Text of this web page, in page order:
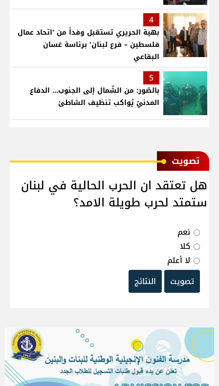
4
بهية الحريري تستقبل وفداً من 'اتحاد عمال
فلسطين – فرع لبنان' برئاسة غسان
البقاعي
5
بالصّور: من الشّمال إلى الجنوب... الدفاع
المدنيّ يُواكب تنظيف الشاطئ
ﺗﺼﻮﻳﺖ
هل تعتقد ان الحرب الحالية في لبنان
ستمتد لحرب طويلة الامد؟
نعم
كلا
لا أعلم
تصويت
النتائج